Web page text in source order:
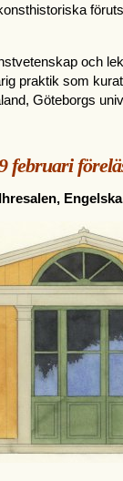
och
praktik som
Göteborgs
februari
Ihresalen,